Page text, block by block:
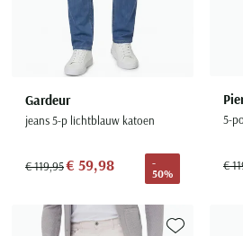
Gardeur
jeans 5-p lichtblauw katoen
€ 119,95€ 59,98
-
50%
5-
€